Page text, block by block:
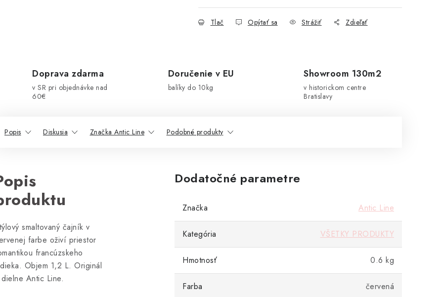
Tlač Opýtať sa Strážiť Zdieľať
Doprava zdarma
v SR pri objednávke nad
60€
Doručenie v EU
balíky do 10kg
Showroom 130m2
v historickom centre
Bratislavy
Popis Diskusia Značka Antic Line Podobné produkty
smaltovaný čajník v
farbe oživí priestor
francúzskeho
Objem 1,2 L. Originál
Antic Line.
Dodatočné parametre
Značka Antic Line
Kategória VŠETKY PRODUKTY
Hmotnosť 0.6 kg
Farba červená